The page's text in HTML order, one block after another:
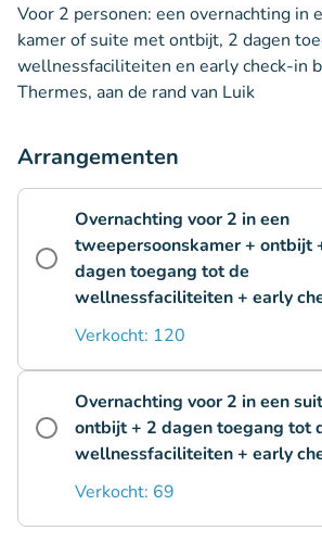
Voor 2 personen: een overnachting in
kamer of suite met ontbijt, 2 dagen
wellnessfaciliteiten en early check-in
Thermes, aan de rand van Luik
Arrangementen
Overnachting voor 2 in een
tweepersoonskamer + ontbijt
dagen toegang tot de
wellnessfaciliteiten + early
Verkocht: 120
Overnachting voor 2 in een
ontbijt + 2 dagen toegang tot
wellnessfaciliteiten + early
Verkocht: 69